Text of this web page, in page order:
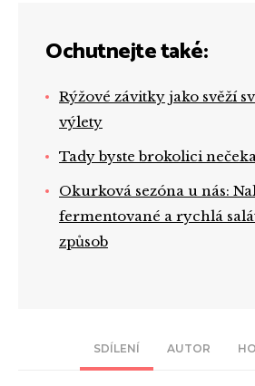
SDÍLENÍ AUTOR
Ochutnejte také:
Rýžové závitky jako svěží
výlety
Tady byste brokolici
Okurková sezóna u nás:
fermentované a rychlá
způsob